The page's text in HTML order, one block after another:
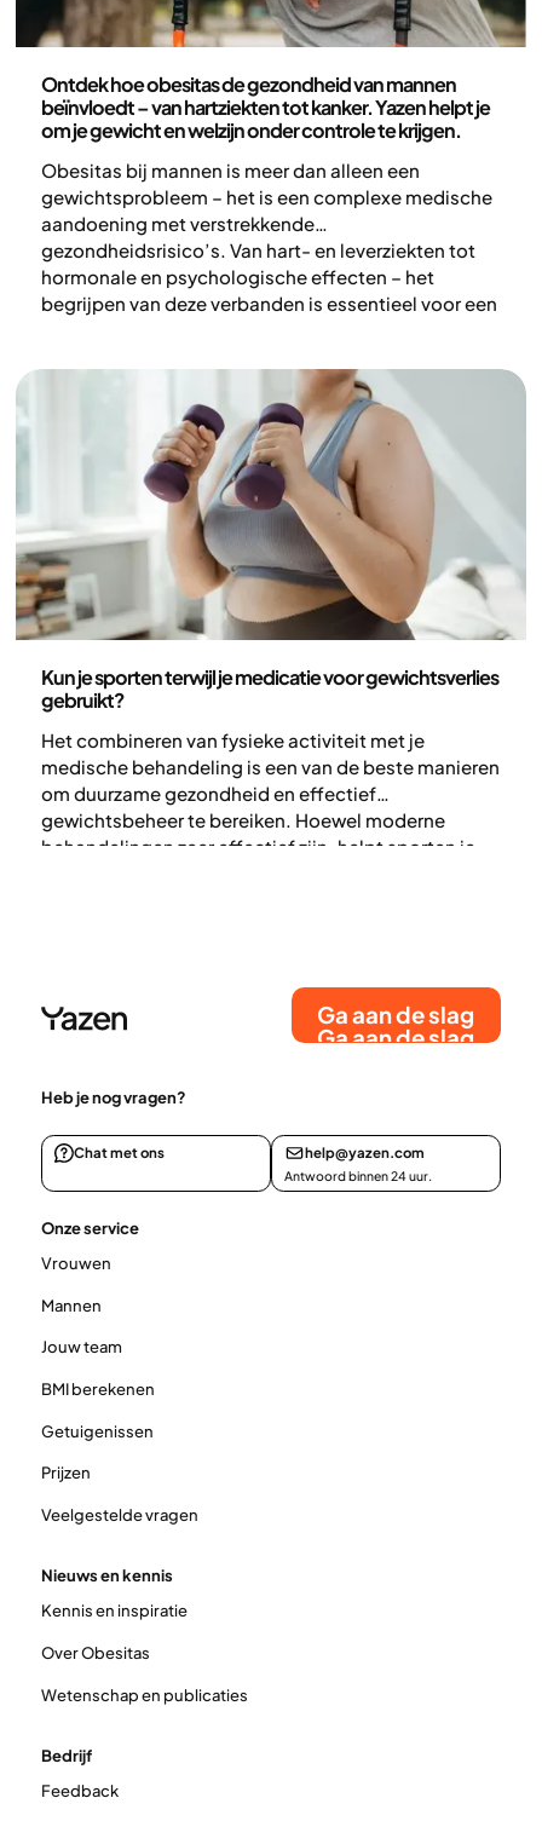
Ontdek hoe obesitas de gezondheid van mannen
beïnvloedt – van hartziekten tot kanker. Yazen helpt je
om je gewicht en welzijn onder controle te krijgen.
Obesitas bij mannen is meer dan alleen een
gewichtsprobleem – het is een complexe medische
aandoening met verstrekkende
gezondheidsrisico’s. Van hart- en leverziekten tot
hormonale en psychologische effecten – het
begrijpen van deze verbanden is essentieel voor een
Kun je sporten terwijl je medicatie voor gewichtsverlies
gebruikt?
Het combineren van fysieke activiteit met je
medische behandeling is een van de beste manieren
om duurzame gezondheid en effectief
gewichtsbeheer te bereiken. Hoewel moderne
behandelingen zeer effectief zijn, helpt sporten je
effectief zijn en hoe het Yazen-team je actieve
leefstijl kan ondersteunen.
Ga aan de slag
Ga aan de slag
Heb je nog vragen?
Chat met ons help@yazen.com
Antwoord binnen 24 uur.
Onze service
Vrouwen
Mannen
Jouw team
BMI berekenen
Getuigenissen
Prijzen
Veelgestelde vragen
Nieuws en kennis
Kennis en inspiratie
Over Obesitas
Wetenschap en publicaties
Bedrijf
Feedback